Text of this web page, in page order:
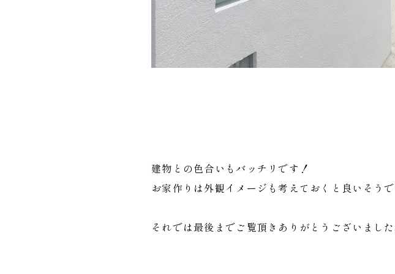
建物との色合いもバッチリです！
お家作りは外観イメージも考えておくと良いそう
それでは最後までご覧頂きありがとうございました